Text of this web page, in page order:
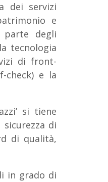
dei servizi
e
parte degli
tecnologia
di front-
check) e la
si tiene
di
di qualità,
in grado di